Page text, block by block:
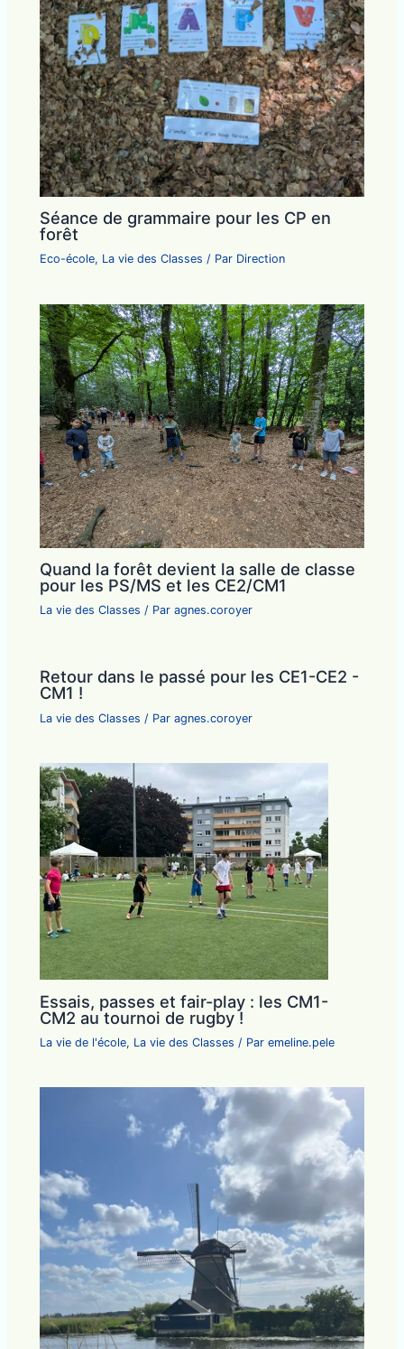
Séance de grammaire pour les CP en
forêt
Eco-école, La vie des Classes / Par Direction
Quand la forêt devient la salle de classe
pour les PS/MS et les CE2/CM1
La vie des Classes / Paragnes.coroyer
Retour dans le passé pour les CE1-CE2 -
CM1 !
La vie des Classes / Paragnes.coroyer
Essais, passes et fair-play : les CM1-
CM2 au tournoi de rugby !
La vie de l'école, La vie des Classes / Paremeline.pele